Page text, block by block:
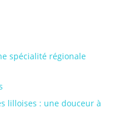
spécialité régionale
lilloises : une douceur à